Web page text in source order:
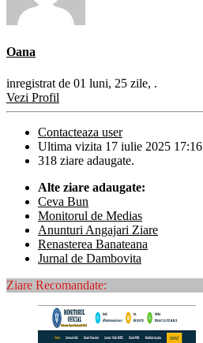
Oana
inregistrat de 01 luni, 25 zile, .
Vezi Profil
Contacteaza user
Ultima vizita 17 iulie 2025 17:16
318 ziare adaugate.
Alte ziare adaugate:
Ceva Bun
Monitorul de Medias
Anunturi Angajari Ziare
Renasterea Banateana
Jurnal de Dambovita
Ziare Recomandate: